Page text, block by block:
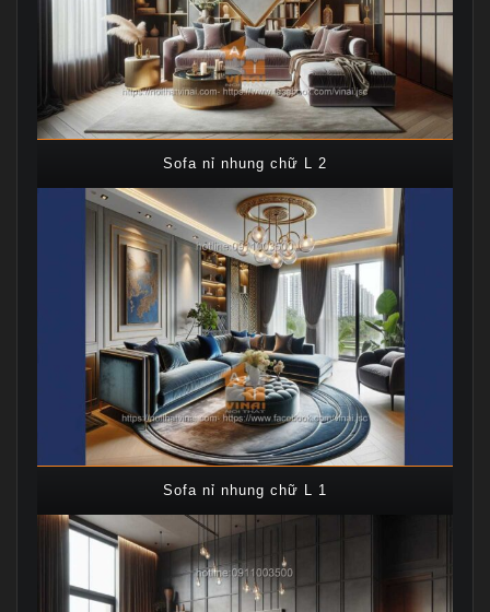
Sofa nỉ nhung chữ L 2
Sofa nỉ nhung chữ L 1